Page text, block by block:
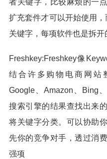
者关键字，比较麻烦的一
扩充套件才可以开始使用
关键字，每项软件也是拆开
Freshkey:Freshkey像
结合许多购物电商网站
Google、Amazon、Bing
搜索引擎的结果查找出来
将关键字分类。可以协助
先你的竞争对手，透过消
强项